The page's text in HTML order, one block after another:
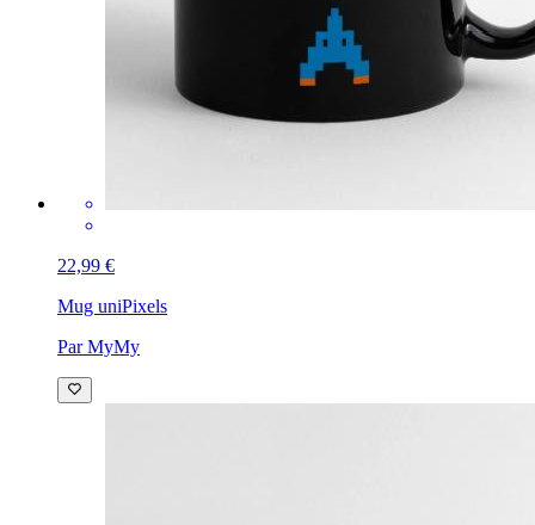
22,99 €
Mug uniPixels
Par MyMy